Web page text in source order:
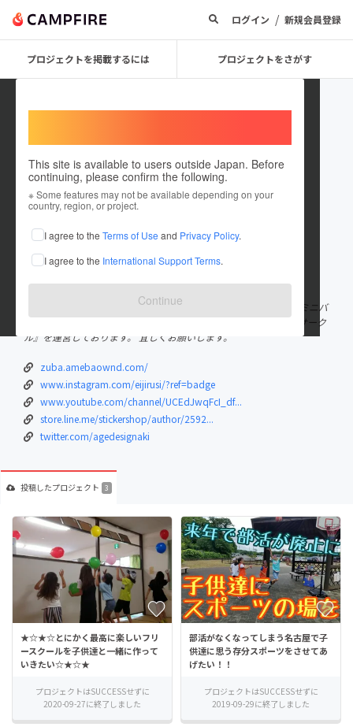
ログイン / 新規会員登録
プロジェクトを掲載するには プロジェクトをさがす
This site is available to users outside Japan. Before
continuing, please confirm the following.
※ Some features may not be available depending on your
country, region, or project.
I agree to the Terms of Use and Privacy Policy.
I agree to the International Support Terms.
Continue
Age design
これまでに1回支援して3件のプロジェクトを投稿しています
在住国：日本 現在地：愛知県
出身国：日本 出身地：愛知県
会社員の杉浦と申します。 休日を利用し、名古屋市や豊明市で『ミニバ
スケットサークル』、『こども図工サークル』、『こども預かりサーク
ル』を運営しております。 宜しくお願いします。
zuba.amebaownd.com/
www.instagram.com/eijirusi/?ref=badge
www.youtube.com/channel/UCEdJwqFcI_df...
store.line.me/stickershop/author/2592...
twitter.com/agedesignaki
投稿したプロジェクト 3
★☆★☆とにかく最高に楽しいフリ
ースクールを子供達と一緒に作って
いきたい☆★☆★
プロジェクトはSUCCESSせずに
2020-09-27に終了しました
部活がなくなってしまう名古屋で子
供達に思う存分スポーツをさせてあ
げたい！！
プロジェクトはSUCCESSせずに
2019-09-29に終了しました